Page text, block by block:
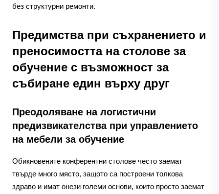
без структурни ремонти.
Предимства при съхранението и
преносимостта на столове за
обучение с възможност за
събиране един върху друг
Преодоляване на логистични
предизвикателства при управлението
на мебели за обучение
Обикновените конферентни столове често заемат
твърде много място, защото са построени толкова
здраво и имат онези големи основи, които просто заемат